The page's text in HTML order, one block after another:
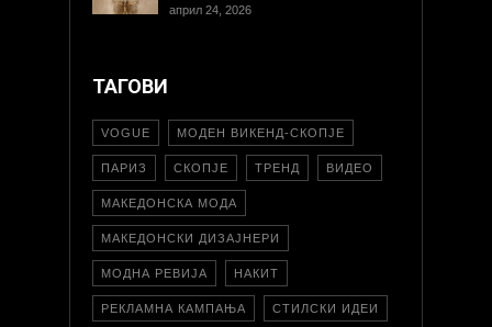
април 24, 2026
ТАГОВИ
VOGUE МОДЕН ВИКЕНД-СКОПЈЕ
ПАРИЗ СКОПЈЕ ТРЕНД ВИДЕО
МАКЕДОНСКА МОДА
МАКЕДОНСКИ ДИЗАЈНЕРИ
МОДНА РЕВИЈА НАКИТ
РЕКЛАМНА КАМПАЊА СТИЛСКИ ИДЕИ